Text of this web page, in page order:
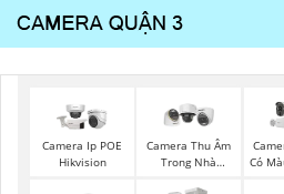
Camera Ip POE
Hikvision
Camera Thu Âm
Trong Nhà
Có